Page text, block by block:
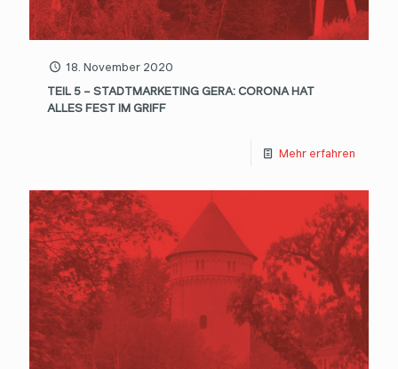
18. November 2020
TEIL 5 – STADTMARKETING GERA: CORONA HAT
ALLES FEST IM GRIFF
Mehr erfahren